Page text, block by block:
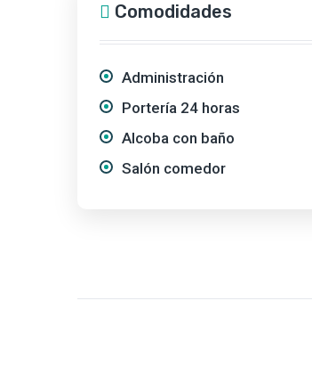
Comodidades
Administración
Portería 24 horas
Alcoba con baño
Salón comedor